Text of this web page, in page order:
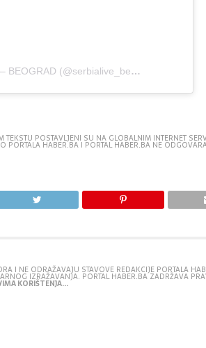
A post shared by SERBIA LIVE – BEOGRAD (@serbialive_beograd)
POSTAVLJENI SU NA GLOBALNIM INTERNET
PORTALA HABER.BA I PORTAL HABER.BA NE
I NE ODRAŽAVAJU STAVOVE REDAKCIJE PORTALA
IZRAŽAVANJA. PORTAL HABER.BA ZADRŽAVA
KORIŠTENJA...